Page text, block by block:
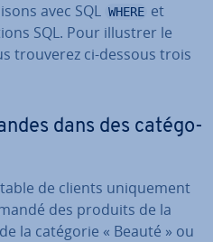
avec SQL WHERE et
SQL. Pour illustrer le
trouverez ci-dessous trois
dans des ca­té­go­
de clients uni­que­ment
des produits de la
la catégorie « Beauté » ou